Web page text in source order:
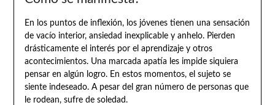
En los puntos de inflexión, los jóvenes tienen una sensación
de vacío interior, ansiedad inexplicable y anhelo. Pierden
drásticamente el interés por el aprendizaje y otros
acontecimientos. Una marcada apatía les impide siquiera
pensar en algún logro. En estos momentos, el sujeto se
siente indeseado. A pesar del gran número de personas que
le rodean, sufre de soledad.